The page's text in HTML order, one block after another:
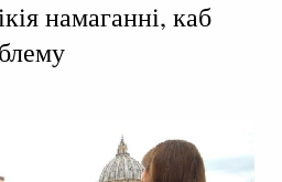
намаганні, каб